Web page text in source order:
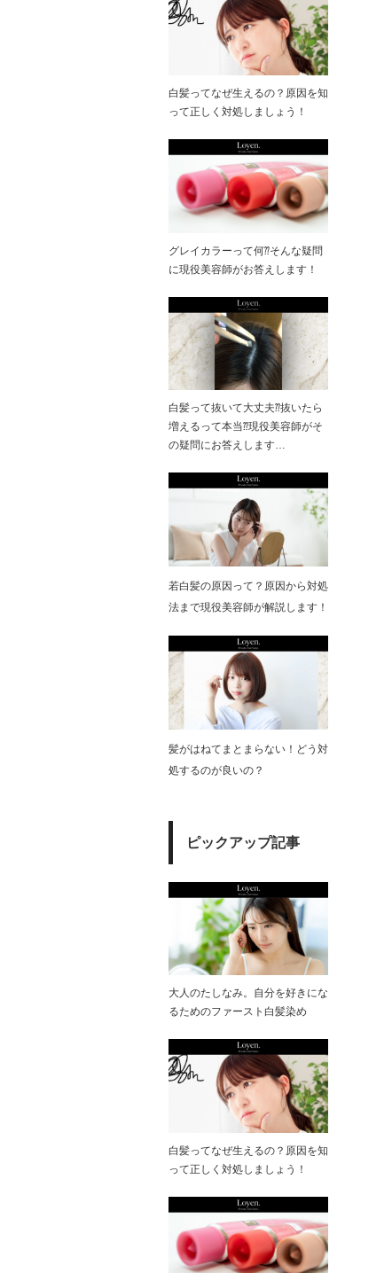
白髪ってなぜ生えるの？原因を知
って正しく対処しましょう！
グレイカラーって何⁇そんな疑問
に現役美容師がお答えします！
白髪って抜いて大丈夫⁇抜いたら
増えるって本当⁇現役美容師がそ
の疑問にお答えします…
若白髪の原因って？原因から対処
法まで現役美容師が解説します！
髪がはねてまとまらない！どう対
処するのが良いの？
ピックアップ記事
大人のたしなみ。自分を好きにな
るためのファースト白髪染め
白髪ってなぜ生えるの？原因を知
って正しく対処しましょう！